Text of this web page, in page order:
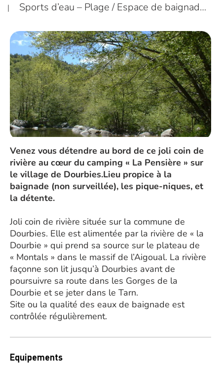
| Sports d’eau – Plage / Espace de baignad…
Venez vous détendre au bord de ce joli coin de
rivière au cœur du camping « La Pensière » sur
le village de Dourbies.Lieu propice à la
baignade (non surveillée), les pique-niques, et
la détente.
Joli coin de rivière située sur la commune de
Dourbies. Elle est alimentée par la rivière de « la
Dourbie » qui prend sa source sur le plateau de
« Montals » dans le massif de l’Aigoual. La rivière
façonne son lit jusqu’à Dourbies avant de
poursuivre sa route dans les Gorges de la
Dourbie et se jeter dans le Tarn.
Site ou la qualité des eaux de baignade est
contrôlée régulièrement.
Equipements